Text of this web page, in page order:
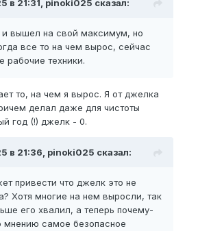
в 21:31, pinoki025 сказал:
вышел на свой максимум, но
все то на чем вырос, сейчас
рабочие техники.
то, на чем я вырос. Я от джелка
делал даже для чистоты
год (!) джелк - 0.
в 21:36, pinoki025 сказал:
привести что джелк это не
Хотя многие на нем выросли, так
его хвалил, а теперь почему-
мнению самое безопасное